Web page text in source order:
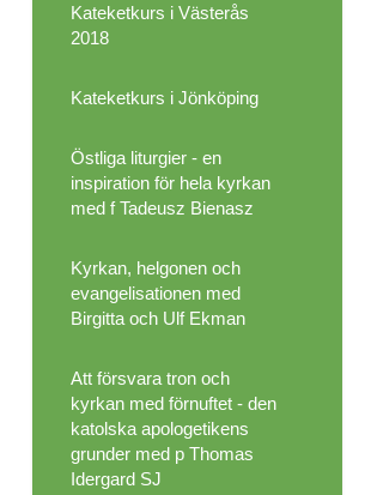
Kateketkurs i Västerås
2018
Kateketkurs i Jönköping
Östliga liturgier - en
inspiration för hela kyrkan
med f Tadeusz Bienasz
Kyrkan, helgonen och
evangelisationen med
Birgitta och Ulf Ekman
Att försvara tron och
kyrkan med förnuftet - den
katolska apologetikens
grunder med p Thomas
Idergard SJ